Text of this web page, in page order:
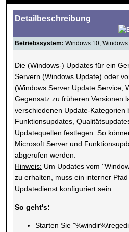
Detailbeschreibung
Betriebssystem: Windows 10, Windows
Die (Windows-) Updates für ein
Servern (Windows Update) oder
(Windows Server Update Service;
Gegensatz zu früheren Versionen
verschiedenen Update-Kategorien
Funktionsupdates,
Updatequellen festlegen. So
Microsoft Server und
abgerufen werden.
Hinweis: Um Updates vom
zu erhalten, muss ein interner
Updatedienst konfiguriert sein.
So geht's:
Starten Sie